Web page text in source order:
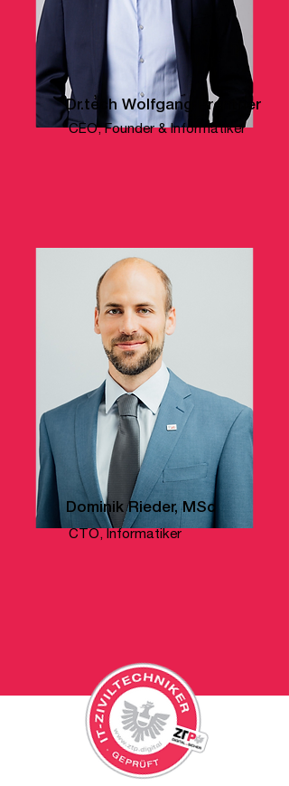
Dr.tech Wolfgang Prentner
CEO, Founder & Informatiker
Dominik Rieder, MSc
CTO, Informatiker